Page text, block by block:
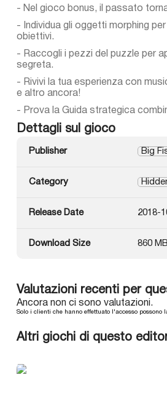
- Nel gioco bonus, il passato
- Individua gli oggetti morphing per
obiettivi.
- Raccogli i pezzi del puzzle per
segreta.
- Rivivi la tua esperienza con
e altro ancora!
- Prova la Guida strategica
Dettagli sul gioco
Publisher Big
Category
Release Date 2018-
Download Size 860 MB
Valutazioni recenti per
Ancora non ci sono valutazioni.
Solo i clienti che hanno effettuato l'accesso possono
Altri giochi di questo